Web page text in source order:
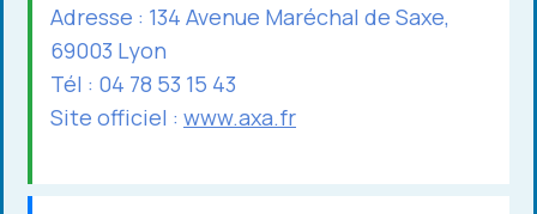
Adresse : 134 Avenue Maréchal de Saxe,
69003 Lyon
Tél : 04 78 53 15 43
Site officiel : www.axa.fr